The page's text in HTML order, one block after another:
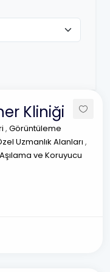
Kliniği
, Görüntüleme
Uzmanlık Alanları ,
Aşılama ve Koruyucu